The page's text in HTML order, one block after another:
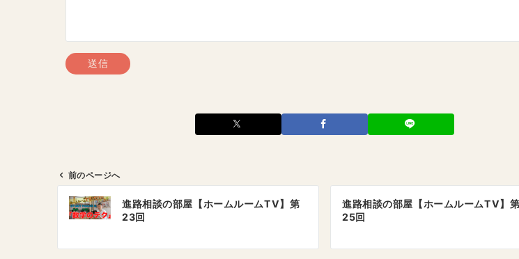
前のページへ
進路相談の部屋【ホームルームTV】第
23回
進路相談の部屋【ホームルームTV】第
25回